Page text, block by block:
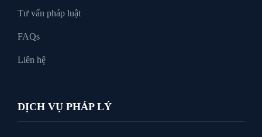
Tư vấn pháp luật
FAQs
Liên hệ
DỊCH VỤ PHÁP LÝ